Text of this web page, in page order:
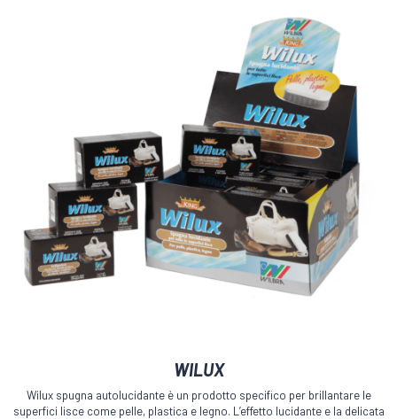
WILUX
Wilux spugna autolucidante è un prodotto specifico per brillantare le
superfici lisce come pelle, plastica e legno. L’effetto lucidante e la delicata